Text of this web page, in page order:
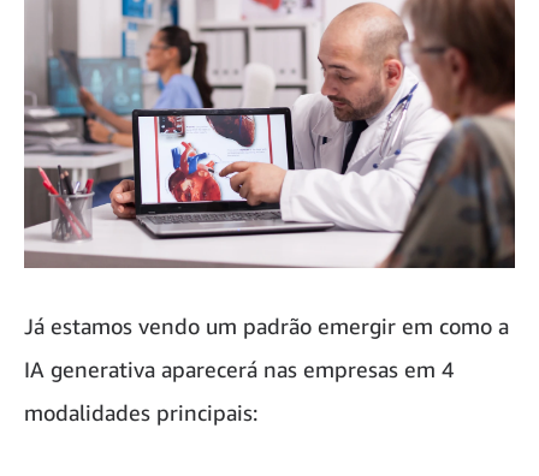
Já estamos vendo um padrão emergir em como a
IA generativa aparecerá nas empresas em 4
modalidades principais: